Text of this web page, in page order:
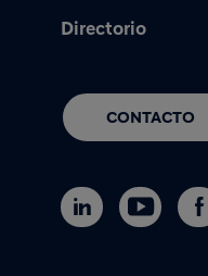
Directorio
CONTACTO